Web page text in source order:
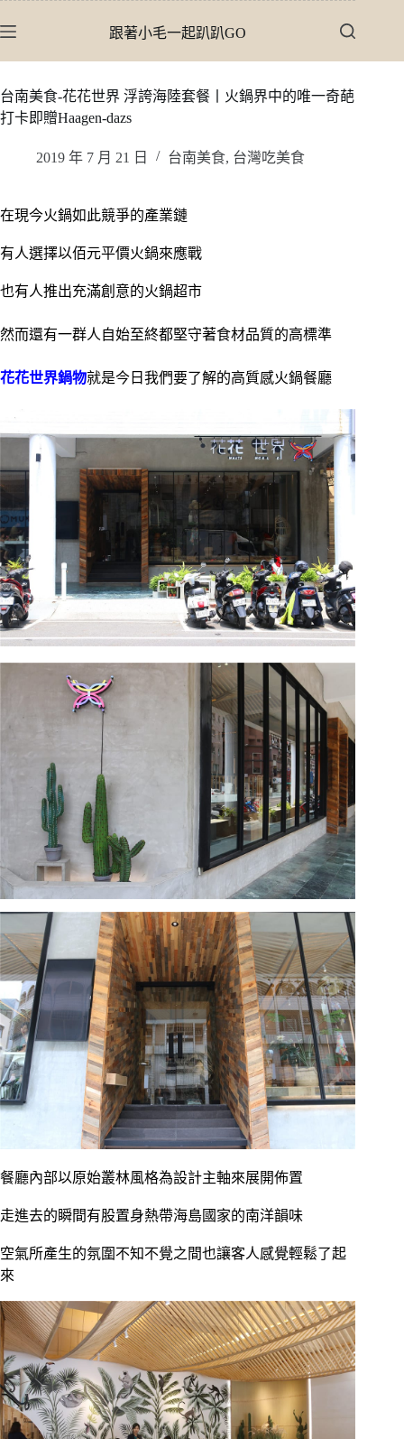
至
內
容
跟著小毛一起趴趴GO
台南美食-花花世界 浮誇海陸套餐丨火鍋界中的唯一奇葩
打卡即贈Haagen-dazs
2019 年 7 月 21 日 台南美食, 台灣吃美食
在現今火鍋如此競爭的產業鏈
有人選擇以佰元平價火鍋來應戰
也有人推出充滿創意的火鍋超市
然而還有一群人自始至終都堅守著食材品質的高標準
花花世界鍋物就是今日我們要了解的高質感火鍋餐廳
餐廳內部以原始叢林風格為設計主軸來展開佈置
走進去的瞬間有股置身熱帶海島國家的南洋韻味
空氣所產生的氛圍不知不覺之間也讓客人感覺輕鬆了起
來